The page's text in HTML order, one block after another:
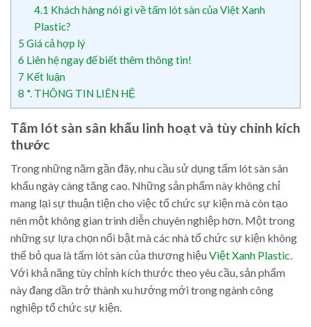
4.1 Khách hàng nói gì về tấm lót sàn của Việt Xanh
Plastic?
5 Giá cả hợp lý
6 Liên hệ ngay để biết thêm thông tin!
7 Kết luận
8 *. THÔNG TIN LIÊN HỆ
Tấm lót sàn sân khấu linh hoạt và tùy chỉnh kích
thước
Trong những năm gần đây, nhu cầu sử dụng tấm lót sàn sân
khấu ngày càng tăng cao. Những sản phẩm này không chỉ
mang lại sự thuận tiện cho việc tổ chức sự kiện mà còn tạo
nên một không gian trình diễn chuyên nghiệp hơn. Một trong
những sự lựa chọn nổi bật mà các nhà tổ chức sự kiện không
thể bỏ qua là tấm lót sàn của thương hiệuViệt Xanh Plastic.
Với khả năng tùy chỉnh kích thước theo yêu cầu, sản phẩm
này đang dần trở thành xu hướng mới trong ngành công
nghiệp tổ chức sự kiện.